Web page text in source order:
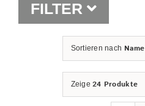
FILTER
Sortieren nach Name
Zeige24 Produkte